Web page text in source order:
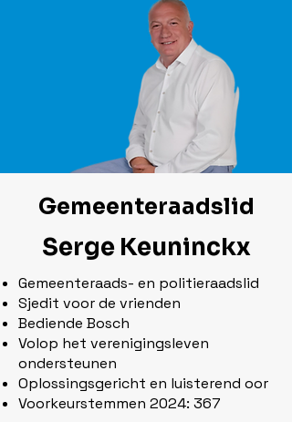
Gemeenteraadslid
Serge Keuninckx
Gemeenteraads- en politieraadslid
Sjedit voor de vrienden
Bediende Bosch
Volop het verenigingsleven
ondersteunen
Oplossingsgericht en luisterend oor
Voorkeurstemmen 2024: 367